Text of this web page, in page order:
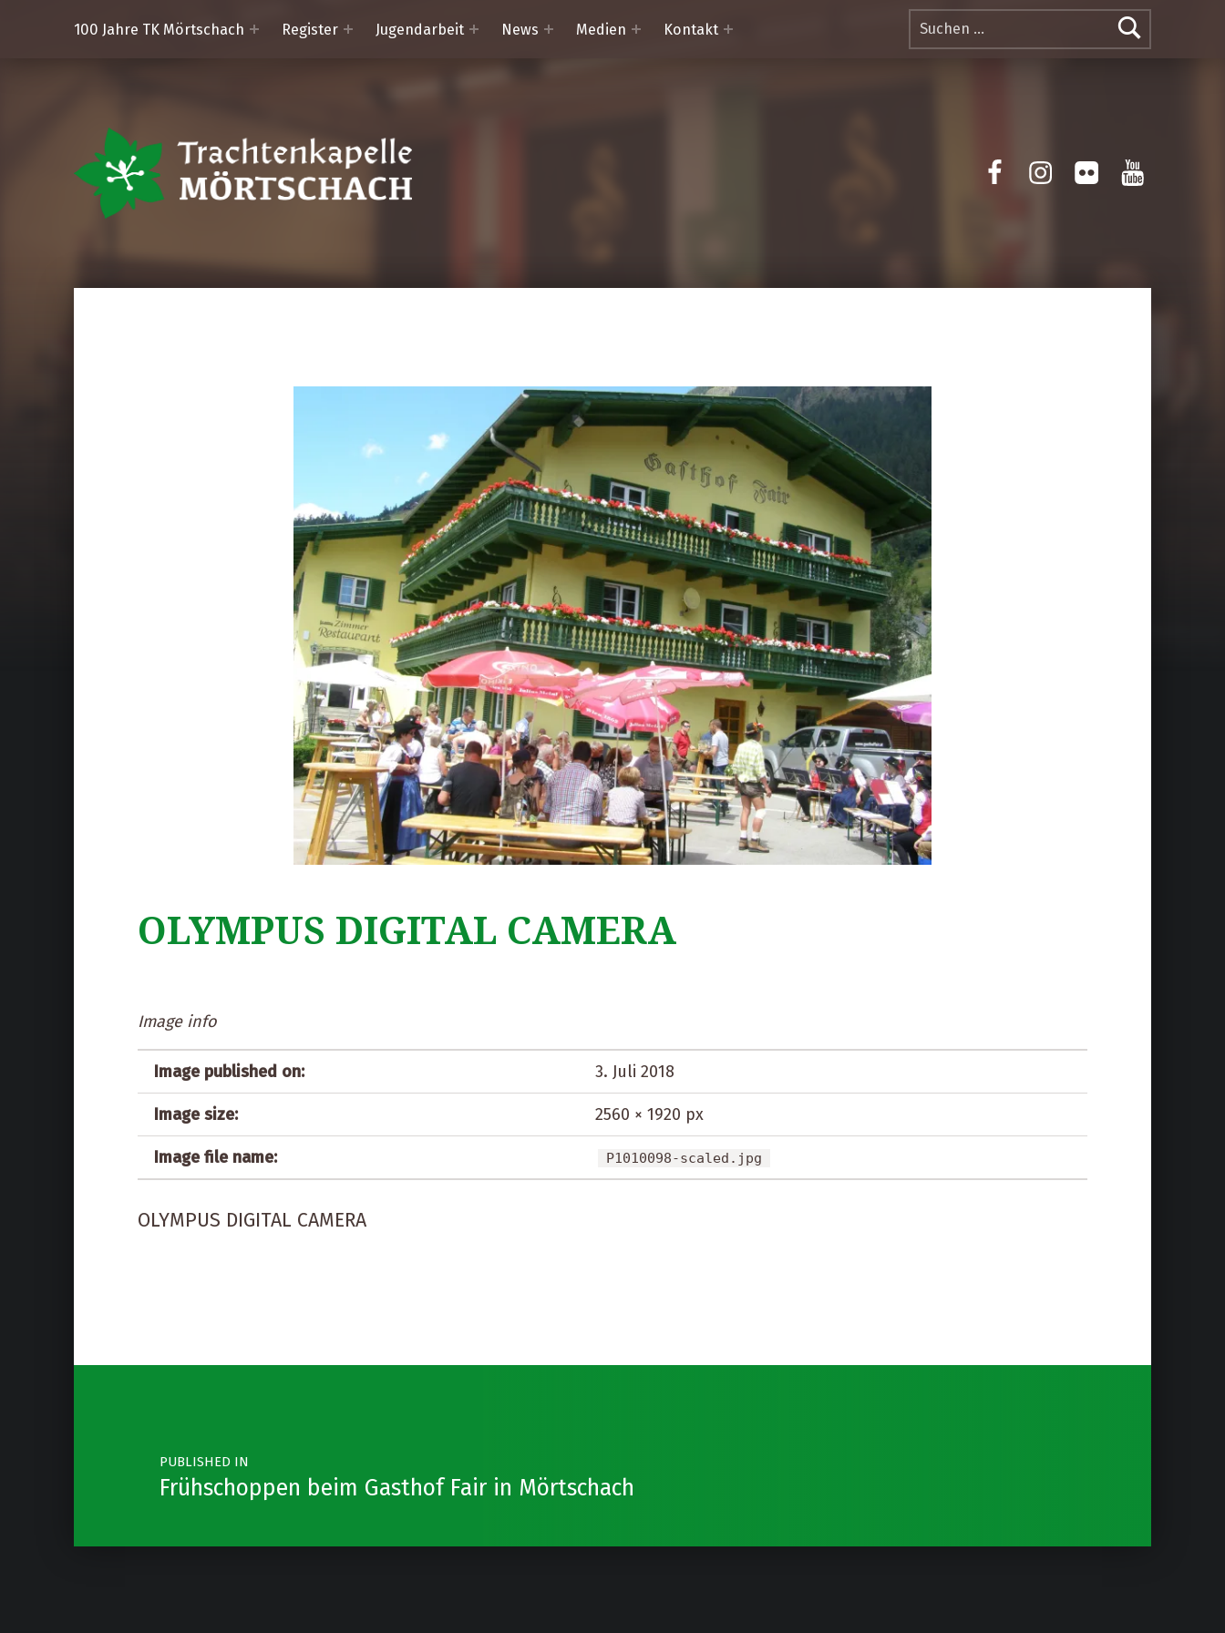
Suchen nach:
100 Jahre TK Mörtschach
Register Jugendarbeit News Medien Kontakt
FacebookInstagram
FlickrYotube
OLYMPUS DIGITAL CAMERA
Image info
Image published on: 3. Juli 2018
Image size: 2560 × 1920 px
Image file name: P1010098-scaled.jpg
OLYMPUS DIGITAL CAMERA
Post navigation
PUBLISHED IN
Frühschoppen beim Gasthof Fair in Mörtschach